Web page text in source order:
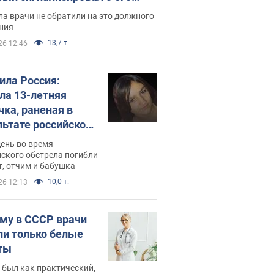
раке
врачи не обратили на это должного
12:46 13,7 т.
Россия:
13-летняя
раненая в
российской
на Сумскую
Фото
во время
обстрела погибли
отчим и бабушка
12:13 10,0 т.
в СССР врачи
только белые
был как практический,